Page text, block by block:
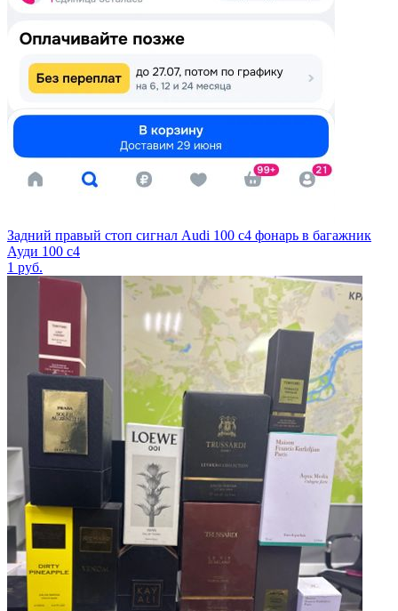
Задний правый стоп сигнал Audi 100 c4 фонарь в багажник
Ауди 100 с4
1 руб.